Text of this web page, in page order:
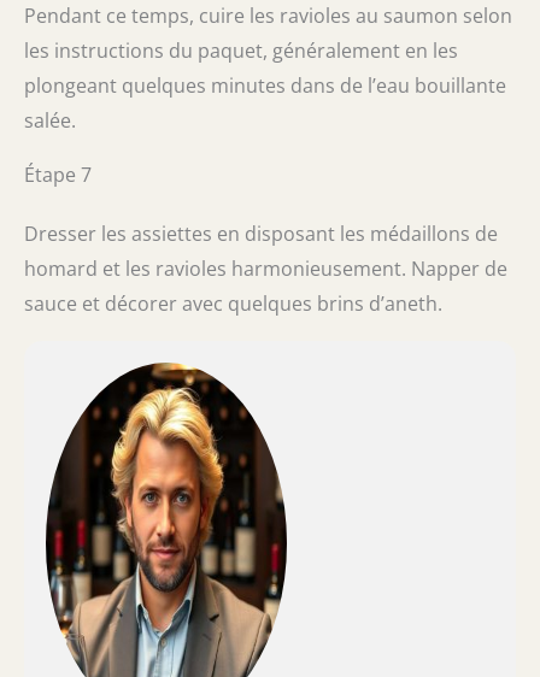
Pendant ce temps, cuire les ravioles au saumon selon
les instructions du paquet, généralement en les
plongeant quelques minutes dans de l’eau bouillante
salée.
Étape 7
Dresser les assiettes en disposant les médaillons de
homard et les ravioles harmonieusement. Napper de
sauce et décorer avec quelques brins d’aneth.